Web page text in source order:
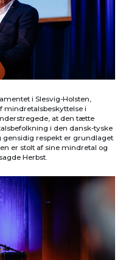
i Slesvig-Holsten,
mindretalsbeskyttelse i
at den tætte
i den dansk-tyske
gensidig respekt er grundlaget
er stolt af sine mindretal og
Herbst.